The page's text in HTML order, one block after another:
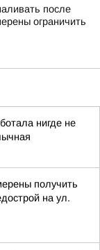
после
ограничить
нигде не
получить
на ул.